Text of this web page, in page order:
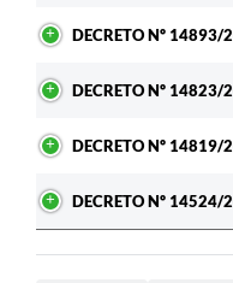
DECRETO Nº 14893/
DECRETO Nº 14823/
DECRETO Nº 14819/
DECRETO Nº 14524/